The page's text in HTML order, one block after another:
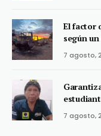
El factor
según
7 agosto,
7 agosto,